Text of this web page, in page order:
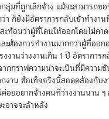
ลุ่มที่ถูกเลิกจ้าง แม้จะสามารถข
า ก็ยังมีอัตราการกลับเข้าทำงา
ะท้อนว่าผู้ที่โดนให้ออกโดยไม่คา
ะต้องการทำงานมากกว่าผู้ที่ออ
งงานว่างงานเกิน 1 ปี อัตราการ
ากกราฟความน่าจะเป็นที่มีความ
งาน ข้อเท็จจริงนี้สอดคล้องกับ
อยอยากจ้างคนที่ว่างงานนาน ๆ
ะอาจจะล้าหลัง